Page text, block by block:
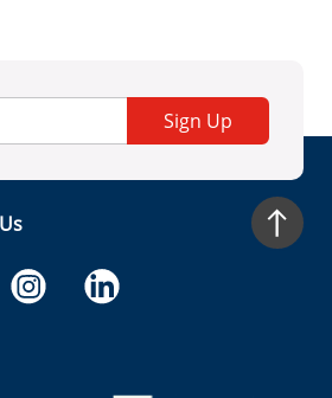
Sign Up